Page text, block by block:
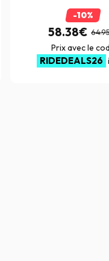
-10%
58.38€
Prix avec le
RIDEDEALS26